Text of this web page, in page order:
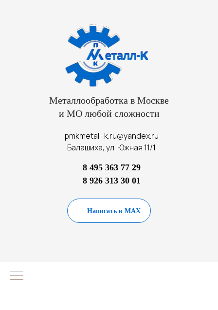
Металлообработка в Москве
и МО любой сложности
pmkmetall-k.ru@yandex.ru
Балашиха, ул. Южная 11/1
8 495 363 77 29
8 926 313 30 01
Написать в MAX